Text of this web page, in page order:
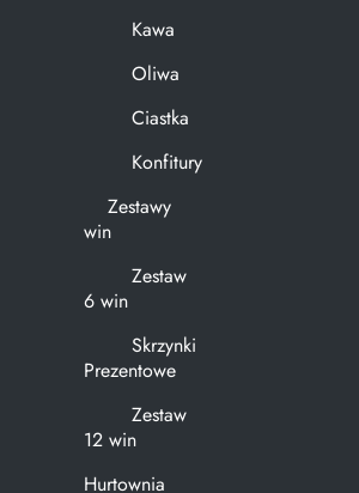
Kawa
Oliwa
Ciastka
Konfitury
Zestawy
win
Zestaw
6 win
Skrzynki
Prezentowe
Zestaw
12 win
Hurtownia